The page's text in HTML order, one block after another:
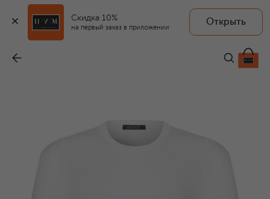
Скидка 10%
на первый заказ в приложении
Открыть
45 700 ₽